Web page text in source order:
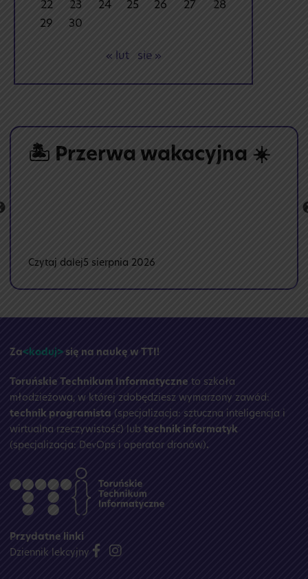
22
23 24 25 26 27
28
29
30
« lut sie »
🏝️ Przerwa wakacyjna ☀️
Czytaj dalej:5 sierpnia 2026
Za<koduj> się na naukę w TTI!
Toruńskie Technikum Informatyczne to szkoła
młodzieżowa, w której zdobędziesz wymarzony zawód:
technik programista (specjalizacja: sztuczna inteligencja i
wirtualna rzeczywistość) lub technik informatyk
(specjalizacja: DevOps i operator dronów).
Przydatne linki
Dziennik lekcyjny